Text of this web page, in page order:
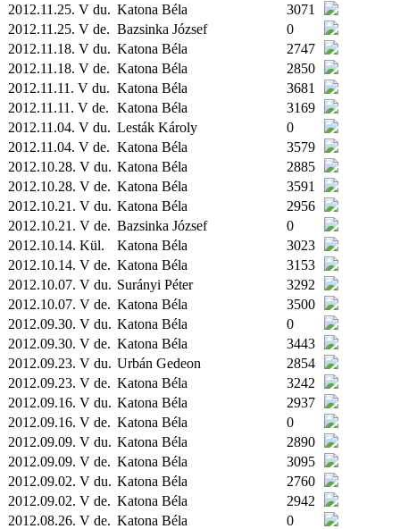
2012.11.25. V du. Katona Béla
3071
2012.11.25. V de. Bazsinka József
0
2012.11.18. V du. Katona Béla
2747
2012.11.18. V de. Katona Béla
2850
2012.11.11. V du. Katona Béla
3681
2012.11.11. V de. Katona Béla
3169
2012.11.04. V du. Lesták Károly
0
2012.11.04. V de. Katona Béla
3579
2012.10.28. V du. Katona Béla
2885
2012.10.28. V de. Katona Béla
3591
2012.10.21. V du. Katona Béla
2956
2012.10.21. V de. Bazsinka József
0
2012.10.14. Kül. Katona Béla
3023
2012.10.14. V de. Katona Béla
3153
2012.10.07. V du. Surányi Péter
3292
2012.10.07. V de. Katona Béla
3500
2012.09.30. V du. Katona Béla
0
2012.09.30. V de. Katona Béla
3443
2012.09.23. V du. Urbán Gedeon
2854
2012.09.23. V de. Katona Béla
3242
2012.09.16. V du. Katona Béla
2937
2012.09.16. V de. Katona Béla
0
2012.09.09. V du. Katona Béla
2890
2012.09.09. V de. Katona Béla
3095
2012.09.02. V du. Katona Béla
2760
2012.09.02. V de. Katona Béla
2942
2012.08.26. V de. Katona Béla
0